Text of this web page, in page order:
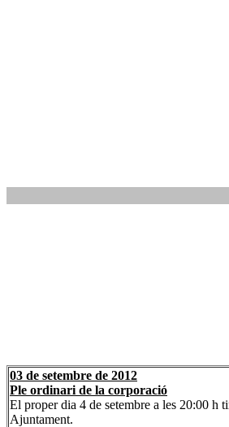
03 de setembre de 2012
Ple ordinari de la corporació
El proper dia 4 de setembre a les 20:00 h
Ajuntament.